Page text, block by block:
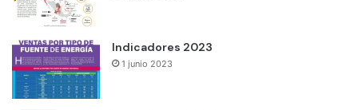
Indicadores 2023
1 junio 2023